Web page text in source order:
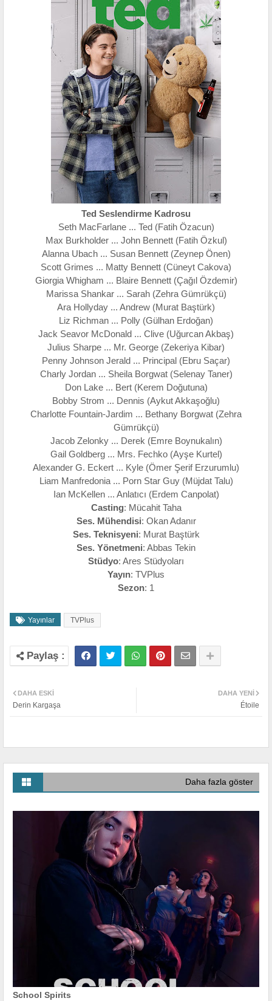
Ted Seslendirme Kadrosu
Seth MacFarlane ... Ted (Fatih Özacun)
Max Burkholder ... John Bennett (Fatih Özkul)
Alanna Ubach ... Susan Bennett (Zeynep Önen)
Scott Grimes ... Matty Bennett (Cüneyt Cakova)
Giorgia Whigham ... Blaire Bennett (Çağıl Özdemir)
Marissa Shankar ... Sarah (Zehra Gümrükçü)
Ara Hollyday ... Andrew (Murat Baştürk)
Liz Richman ... Polly (Gülhan Erdoğan)
Jack Seavor McDonald ... Clive (Uğurcan Akbaş)
Julius Sharpe ... Mr. George (Zekeriya Kibar)
Penny Johnson Jerald ... Principal (Ebru Saçar)
Charly Jordan ... Sheila Borgwat (Selenay Taner)
Don Lake ... Bert (Kerem Doğutuna)
Bobby Strom ... Dennis (Aykut Akkaşoğlu)
Charlotte Fountain-Jardim ... Bethany Borgwat (Zehra
Gümrükçü)
Jacob Zelonky ... Derek (Emre Boynukalın)
Gail Goldberg ... Mrs. Fechko (Ayşe Kurtel)
Alexander G. Eckert ... Kyle (Ömer Şerif Erzurumlu)
Liam Manfredonia ... Porn Star Guy (Müjdat Talu)
Ian McKellen ... Anlatıcı (Erdem Canpolat)
Casting: Mücahit Taha
Ses. Mühendisi: Okan Adanır
Ses. Teknisyeni: Murat Baştürk
Ses. Yönetmeni: Abbas Tekin
Stüdyo: Ares Stüdyoları
Yayın: TVPlus
Sezon: 1
Yayınlar TVPlus
DAHA YENI
Étoile
DAHA ESKI
Derin Kargaşa
Daha fazla göster
School Spirits